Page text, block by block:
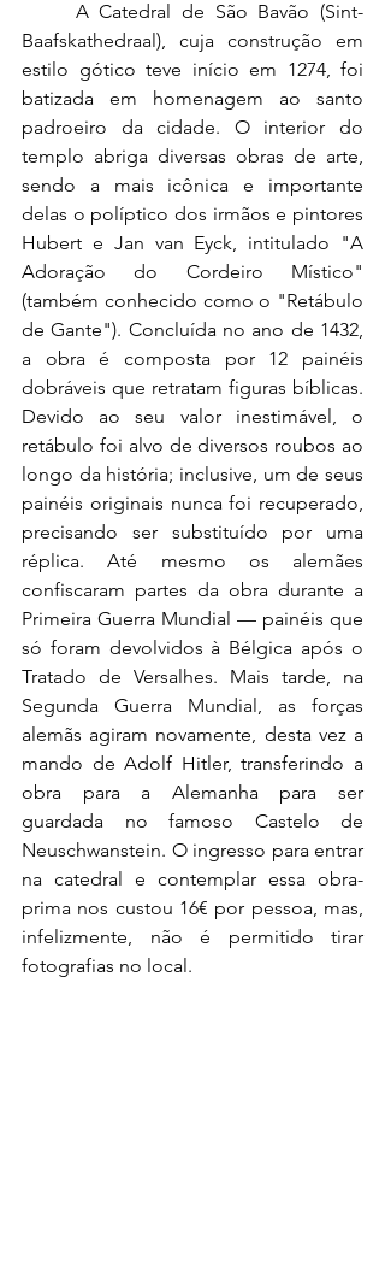
Baafskathedraal), cuja construção em
estilo gótico teve início em 1274, foi
batizada em homenagem ao santo
padroeiro da cidade. O interior do
templo abriga diversas obras de arte,
sendo a mais icônica e importante
delas o políptico dos irmãos e pintores
Hubert e Jan van Eyck, intitulado "A
Adoração do Cordeiro Místico"
(também conhecido como o "Retábulo
de Gante"). Concluída no ano de 1432,
a obra é composta por 12 painéis
dobráveis que retratam figuras bíblicas.
Devido ao seu valor inestimável, o
retábulo foi alvo de diversos roubos ao
longo da história; inclusive, um de seus
painéis originais nunca foi recuperado,
precisando ser substituído por uma
réplica. Até mesmo os alemães
confiscaram partes da obra durante a
Primeira Guerra Mundial — painéis que
só foram devolvidos à Bélgica após o
Tratado de Versalhes. Mais tarde, na
Segunda Guerra Mundial, as forças
alemãs agiram novamente, desta vez a
mando de Adolf Hitler, transferindo a
obra para a Alemanha para ser
guardada no famoso Castelo de
Neuschwanstein. O ingresso para entrar
na catedral e contemplar essa obra-
prima nos custou 16€ por pessoa, mas,
infelizmente, não é permitido tirar
fotografias no local.